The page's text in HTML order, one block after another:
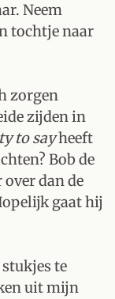
Neem
tochtje naar
zorgen
zijden in
to sayheeft
Bob de
dan de
gaat hij
te
uit mijn